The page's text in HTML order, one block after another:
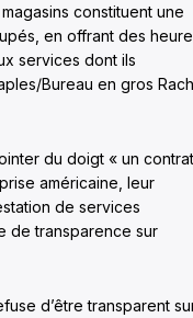
constituent une
en offrant des
services dont ils
Bureau en gros
du doigt « un
américaine, leur
de services
de transparence sur
d’être transparent